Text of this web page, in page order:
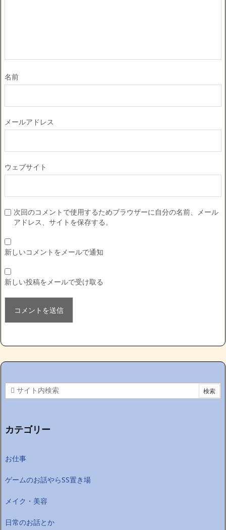
名前
メールアドレス
ウェブサイト
次回のコメントで使用するためブラウザーに自分の名前、メール
アドレス、サイトを保存する。
新しいコメントをメールで通知
新しい投稿をメールで受け取る
カテゴリー
お仕事
ゲームのお話やらSS置き場
メイク・美容
日常のお話とか